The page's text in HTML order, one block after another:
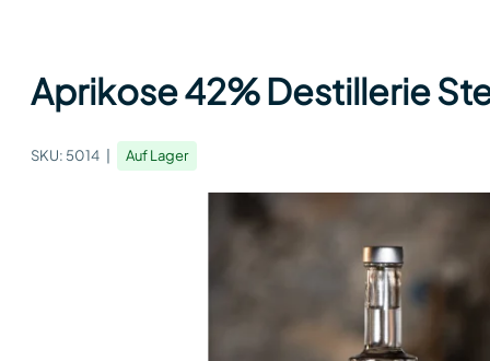
Aprikose 42% Destillerie
SKU: 5014 Auf Lager